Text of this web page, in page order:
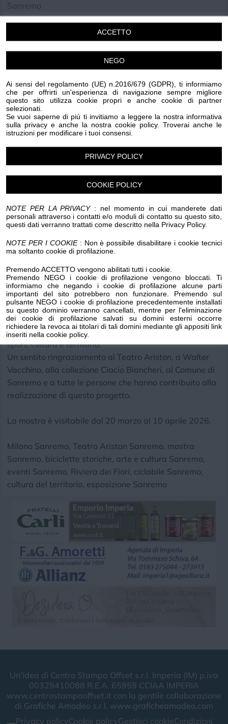
ACCETTO
NEGO
Ai sensi del regolamento (UE) n.2016/679 (GDPR), ti informiamo
che per offrirti un'esperienza di navigazione sempre migliore
questo sito utilizza cookie propri e anche cookie di partner
selezionati.
Se vuoi saperne di più ti invitiamo a leggere la nostra informativa
sulla privacy e anche la nostra cookie policy. Troverai anche le
istruzioni per modificare i tuoi consensi.
PRIVACY POLICY
COOKIE POLICY
NOTE PER LA PRIVACY: nel momento in cui manderete dati
personali attraverso i contatti e/o moduli di contatto su questo sito,
questi dati verranno trattati come descritto nella Privacy Policy.
NOTE PER I COOKIE: Non è possibile disabilitare i cookie tecnici
ma soltanto cookie di profilazione.
Premendo ACCETTO vengono abilitati tutti i cookie.
Premendo NEGO i cookie di profilazione vengono bloccati. Ti
informiamo che negando i cookie di profilazione alcune parti
importanti del sito potrebbero non funzionare. Premendo sul
pulsante NEGO i cookie di profilazione precedentemente installati
su questo dominio verranno cancellati, mentre per l'eliminazione
dei cookie di profilazione salvati su domini esterni occorre
richiedere la revoca ai titolari di tali domini mediante gli appositi link
inseriti nella cookie policy.
Sanremo
Cultura
Luogo dell'evento su Google Maps
Un percorso espositivo che mette in dialogo arte, mare
e biciclette storiche, raccontando il profondo legame tra
il territorio, la cultura ciclistica e la bellezza della
Riviera.
Le opere di Sergio “Ciacio” Biancheri e le biciclette
storiche del Museo della Bicicletta degli Aregai danno
vita a un racconto che attraversa memoria, passione e
paesaggio, proprio nel giorno in cui la Classicissima
torna ancora una volta ad accendere l’emozione
dell’arrivo a Sanremo.
Un’iniziativa che valorizza la nostra città, la sua storia e
la sua vocazione ad accogliere eventi capaci di unire
sport, cultura e territorio.
Un sentito ringraziamento al Teatro Ariston, a Walter
Vacchino, alla collezione Ciacio Biancheri, al Comune di
Sanremo e a tutte le persone che hanno contribuito alla
realizzazione di questo progetto.
La mostra è visitabile dal 20 marzo al 10 aprile 2026.
Milano Sanremo, Teatro Ariston Sanremo, mostra
Sanremo, biciclette storiche, arte e cultura Sanremo,
eventi Sanremo, Riviera dei Fiori, ciclabile Sanremo,
cultura del territorio, esposizione Sanremo
Un'idea di Centro Stampa Offset s.r.l. Imperia (IM) p.iva
00329410088 R.E.A. 65959 CCIAA IMPERIA
www.centrostampaoffset.it con la gentile collaborazione
di Grafiche Amadeo s.r.l. www.graficheamadeo.com
Privacy policyCookie policyGestisci cookieCondizioni